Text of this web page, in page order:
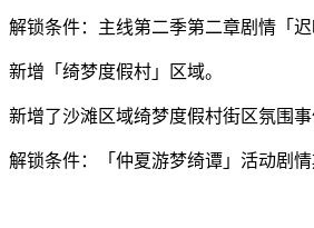
解锁条件：主线第二季第二章剧情「迟
新增「绮梦度假村」区域。
新增了沙滩区域绮梦度假村街区氛围事
解锁条件：「仲夏游梦绮谭」活动剧情